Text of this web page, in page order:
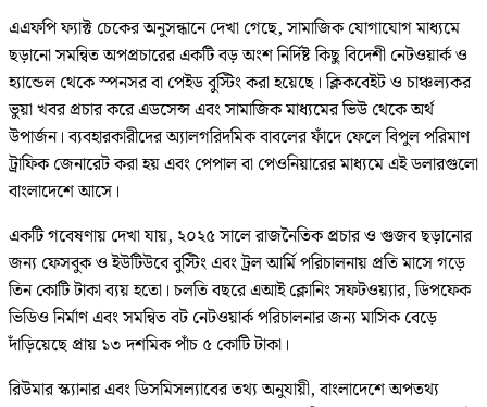
এএফপি ফ্যাক্ট চেকের অনুসন্ধানে দেখা গেছে, সামাজিক যোগাযোগ মাধ্যমে
ছড়ানো সমন্বিত অপপ্রচারের একটি বড় অংশ নির্দিষ্ট কিছু বিদেশী নেটওয়ার্ক ও
হ্যান্ডেল থেকে স্পনসর বা পেইড বুস্টিং করা হয়েছে। ক্লিকবেইট ও চাঞ্চল্যকর
ভুয়া খবর প্রচার করে এডসেন্স এবং সামাজিক মাধ্যমের ভিউ থেকে অর্থ
উপার্জন। ব্যবহারকারীদের অ্যালগরিদমিক বাবলের ফাঁদে ফেলে বিপুল পরিমাণ
ট্রাফিক জেনারেট করা হয় এবং পেপাল বা পেওনিয়ারের মাধ্যমে এই ডলারগুলো
বাংলাদেশে আসে।
একটি গবেষণায় দেখা যায়, ২০২৫ সালে রাজনৈতিক প্রচার ও গুজব ছড়ানোর
জন্য ফেসবুক ও ইউটিউবে বুস্টিং এবং ট্রল আর্মি পরিচালনায় প্রতি মাসে গড়ে
তিন কোটি টাকা ব্যয় হতো। চলতি বছরে এআই ক্লোনিং সফটওয়্যার, ডিপফেক
ভিডিও নির্মাণ এবং সমন্বিত বট নেটওয়ার্ক পরিচালনার জন্য মাসিক বেড়ে
দাঁড়িয়েছে প্রায় ১৩ দশমিক পাঁচ ৫ কোটি টাকা।
রিউমার স্ক্যানার এবং ডিসমিসল্যাবের তথ্য অনুযায়ী, বাংলাদেশে অপতথ্য